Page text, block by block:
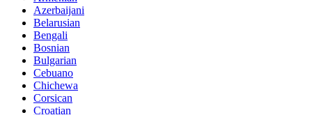
Azerbaijani
Belarusian
Bengali
Bosnian
Bulgarian
Cebuano
Chichewa
Corsican
Croatian